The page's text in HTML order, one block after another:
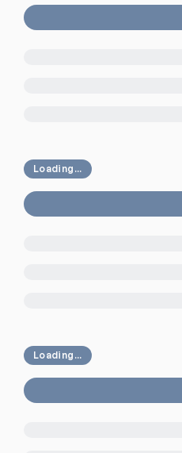
Loading...
Loading...